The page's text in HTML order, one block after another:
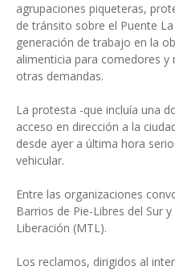
agrupaciones piqueteras,
de tránsito sobre el Puente
generación de trabajo en la
alimenticia para comedores
otras demandas.
La protesta -que incluía una
acceso en dirección a la
desde ayer a última hora
vehicular.
Entre las organizaciones
Barrios de Pie-Libres del Sur
Liberación (MTL).
Los reclamos, dirigidos al